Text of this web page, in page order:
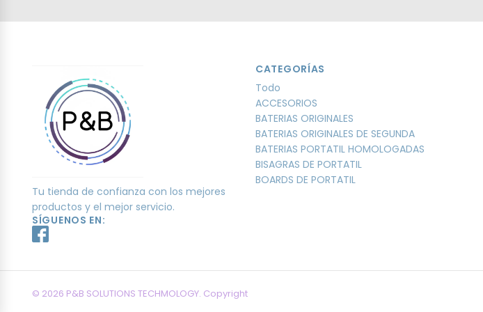
Tu tienda de confianza con los mejores
productos y el mejor servicio.
SÍGUENOS EN:
CATEGORÍAS
Todo
ACCESORIOS
BATERIAS ORIGINALES
BATERIAS ORIGINALES DE SEGUNDA
BATERIAS PORTATIL HOMOLOGADAS
BISAGRAS DE PORTATIL
BOARDS DE PORTATIL
© 2026 P&B SOLUTIONS TECHMOLOGY. Copyright